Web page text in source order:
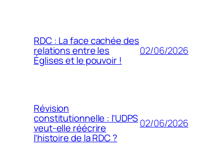
RDC : La face cachée des
relations entre les
Églises et le pouvoir !
02/06/2026
Révision
constitutionnelle : l’UDPS
veut-elle réécrire
l’histoire de la RDC ?
02/06/2026